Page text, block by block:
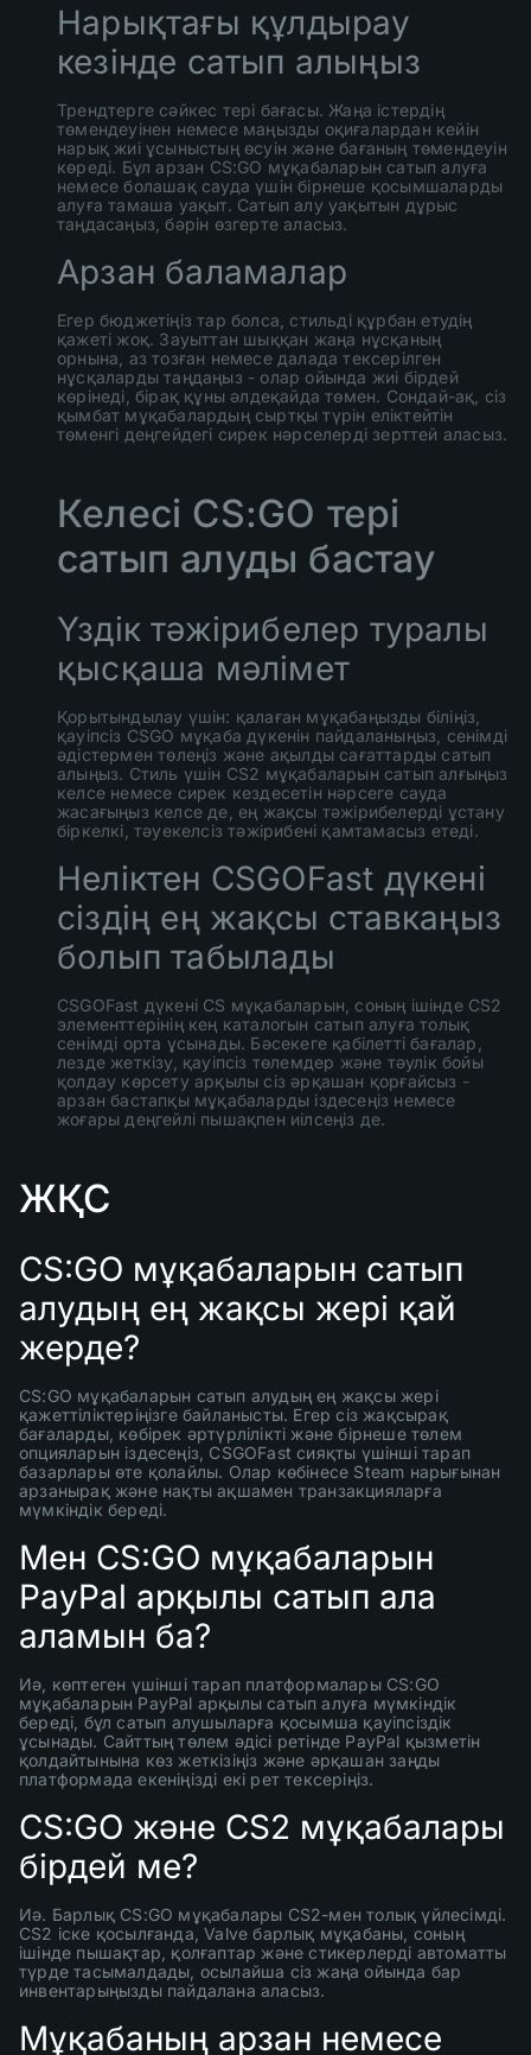
Нарықтағы құлдырау
кезінде сатып алыңыз
Трендтерге сәйкес тері бағасы. Жаңа істердің
төмендеуінен немесе маңызды оқиғалардан кейін
нарық жиі ұсыныстың өсуін және бағаның төмендеуін
көреді. Бұл арзан CS:GO мұқабаларын сатып алуға
немесе болашақ сауда үшін бірнеше қосымшаларды
алуға тамаша уақыт. Сатып алу уақытын дұрыс
таңдасаңыз, бәрін өзгерте аласыз.
Арзан баламалар
Егер бюджетіңіз тар болса, стильді құрбан етудің
қажеті жоқ. Зауыттан шыққан жаңа нұсқаның
орнына, аз тозған немесе далада тексерілген
нұсқаларды таңдаңыз - олар ойында жиі бірдей
көрінеді, бірақ құны әлдеқайда төмен. Сондай-ақ, сіз
қымбат мұқабалардың сыртқы түрін еліктейтін
төменгі деңгейдегі сирек нәрселерді зерттей аласыз.
Келесі CS:GO тері
сатып алуды бастау
Үздік тәжірибелер туралы
қысқаша мәлімет
Қорытындылау үшін: қалаған мұқабаңызды біліңіз,
қауіпсіз CSGO мұқаба дүкенін пайдаланыңыз, сенімді
әдістермен төлеңіз және ақылды сағаттарды сатып
алыңыз. Стиль үшін CS2 мұқабаларын сатып алғыңыз
келсе немесе сирек кездесетін нәрсеге сауда
жасағыңыз келсе де, ең жақсы тәжірибелерді ұстану
біркелкі, тәуекелсіз тәжірибені қамтамасыз етеді.
Неліктен CSGOFast дүкені
сіздің ең жақсы ставкаңыз
болып табылады
CSGOFast дүкені CS мұқабаларын, соның ішінде CS2
элементтерінің кең каталогын сатып алуға толық
сенімді орта ұсынады. Бәсекеге қабілетті бағалар,
лезде жеткізу, қауіпсіз төлемдер және тәулік бойы
қолдау көрсету арқылы сіз әрқашан қорғайсыз -
арзан бастапқы мұқабаларды іздесеңіз немесе
жоғары деңгейлі пышақпен иілсеңіз де.
ЖҚС
CS:GO мұқабаларын сатып
алудың ең жақсы жері қай
жерде?
CS:GO мұқабаларын сатып алудың ең жақсы жері
қажеттіліктеріңізге байланысты. Егер сіз жақсырақ
бағаларды, көбірек әртүрлілікті және бірнеше төлем
опцияларын іздесеңіз, CSGOFast сияқты үшінші тарап
базарлары өте қолайлы. Олар көбінесе Steam нарығынан
арзанырақ және нақты ақшамен транзакцияларға
мүмкіндік береді.
Мен CS:GO мұқабаларын
PayPal арқылы сатып ала
аламын ба?
Иә, көптеген үшінші тарап платформалары CS:GO
мұқабаларын PayPal арқылы сатып алуға мүмкіндік
береді, бұл сатып алушыларға қосымша қауіпсіздік
ұсынады. Сайттың төлем әдісі ретінде PayPal қызметін
қолдайтынына көз жеткізіңіз және әрқашан заңды
платформада екеніңізді екі рет тексеріңіз.
CS:GO және CS2 мұқабалары
бірдей ме?
Иә. Барлық CS:GO мұқабалары CS2-мен толық үйлесімді.
CS2 іске қосылғанда, Valve барлық мұқабаны, соның
ішінде пышақтар, қолғаптар және стикерлерді автоматты
түрде тасымалдады, осылайша сіз жаңа ойында бар
инвентарыңызды пайдалана аласыз.
Мұқабаның арзан немесе